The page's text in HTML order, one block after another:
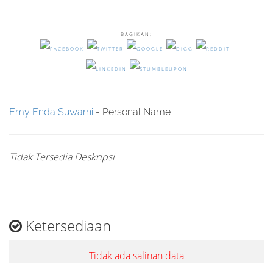
BAGIKAN:
Emy Enda Suwarni - Personal Name
Tidak Tersedia Deskripsi
Ketersediaan
Tidak ada salinan data